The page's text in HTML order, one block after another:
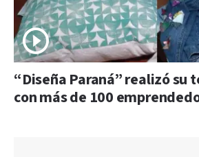
“Diseña Paraná” realizó su
con más de 100